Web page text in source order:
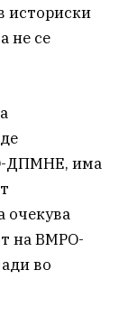
историски
не се
ДПМНЕ, има
очекува
на ВМРО-
во